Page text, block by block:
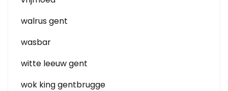
walrus gent
wasbar
witte leeuw gent
wok king gentbrugge